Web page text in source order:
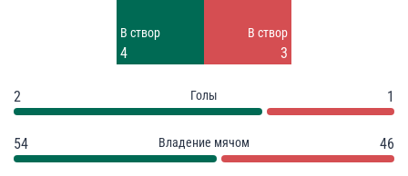
В створ
4
В створ
3
2 Голы 1
54 Владение мячом 46